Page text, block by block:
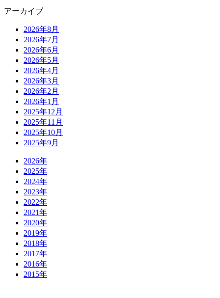
アーカイブ
2026年8月
2026年7月
2026年6月
2026年5月
2026年4月
2026年3月
2026年2月
2026年1月
2025年12月
2025年11月
2025年10月
2025年9月
2026年
2025年
2024年
2023年
2022年
2021年
2020年
2019年
2018年
2017年
2016年
2015年